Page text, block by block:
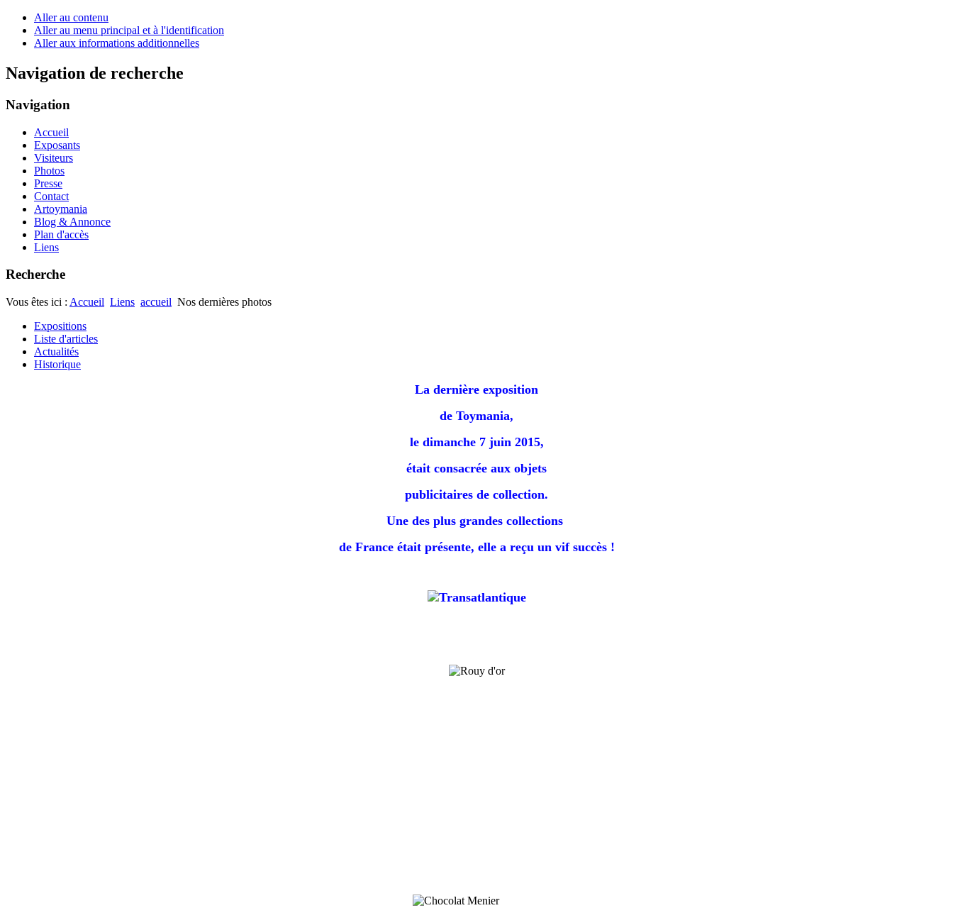
Aller au contenu
Aller au menu principal et à l'identification
Aller aux informations additionnelles
Navigation de recherche
Navigation
Accueil
Exposants
Visiteurs
Photos
Presse
Contact
Artoymania
Blog & Annonce
Plan d'accès
Liens
Recherche
Vous êtes ici : Accueil Liens accueil Nos dernières photos
Expositions
Liste d'articles
Actualités
Historique
La dernière exposition
de Toymania,
le dimanche 7 juin 2015,
était consacrée aux objets
publicitaires de collection.
Une des plus grandes collections
de France était présente, elle a reçu un vif succès !